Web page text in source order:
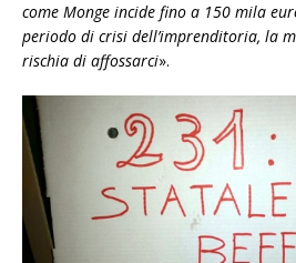
come Monge incide fino a 150 mila
periodo di crisi dell’imprenditoria, la
rischia di affossarci».